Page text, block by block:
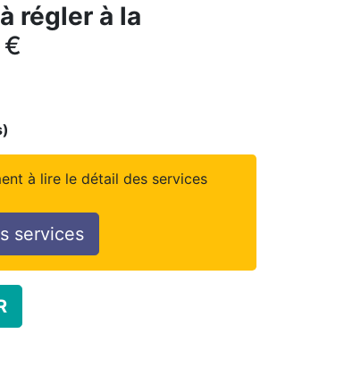
régler à la
€
à lire le détail des services
services